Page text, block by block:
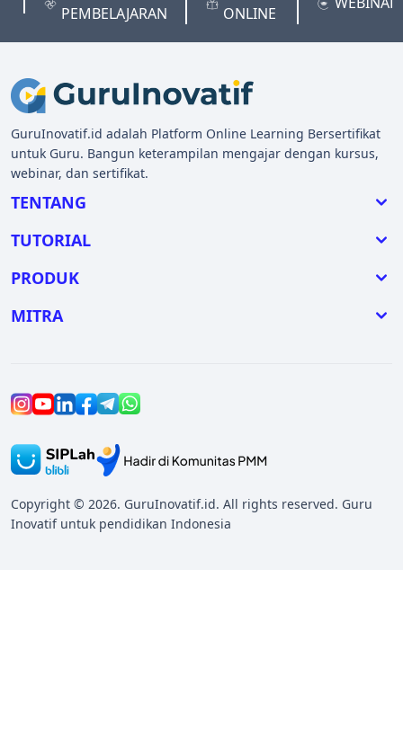
PEMBELAJARAN
ONLINE
GuruInovatif.id adalah Platform Online Learning Bersertifikat
untuk Guru. Bangun keterampilan mengajar dengan kursus,
webinar, dan sertifikat.
TENTANG
TUTORIAL
PRODUK
MITRA
Copyright © 2026. GuruInovatif.id. All rights reserved. Guru
Inovatif untuk pendidikan Indonesia